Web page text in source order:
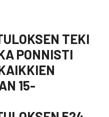
TEKI
PONNISTI
15-